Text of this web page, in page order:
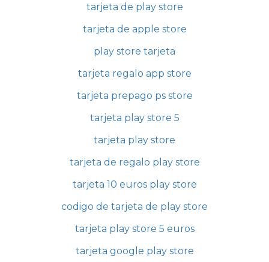
tarjeta de play store
tarjeta de apple store
play store tarjeta
tarjeta regalo app store
tarjeta prepago ps store
tarjeta play store 5
tarjeta play store
tarjeta de regalo play store
tarjeta 10 euros play store
codigo de tarjeta de play store
tarjeta play store 5 euros
tarjeta google play store